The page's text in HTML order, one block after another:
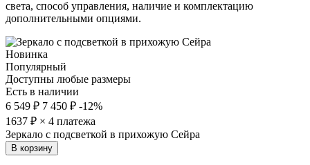
света, способ управления, наличие и комплектацию
дополнительными опциями.
Новинка
Популярный
Доступны любые размеры
Есть в наличии
6 549 ₽ 7 450 ₽ -12%
1637 ₽ × 4 платежа
Зеркало с подсветкой в прихожую Сейра
В корзину